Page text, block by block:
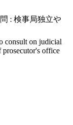
: 検事局独立や
consult on judicial
prosecutor's office